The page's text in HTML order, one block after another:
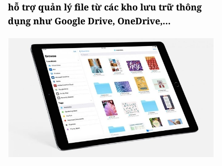
hỗ trợ quản lý file từ các kho lưu trữ thông
dụng như Google Drive, OneDrive,…